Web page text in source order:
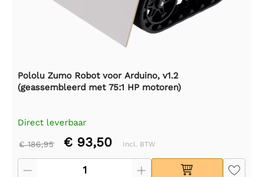
Pololu Zumo Robot voor Arduino, v1.2
(geassembleerd met 75:1 HP motoren)
Direct leverbaar
€ 186,95 € 93,50 Incl. BTW